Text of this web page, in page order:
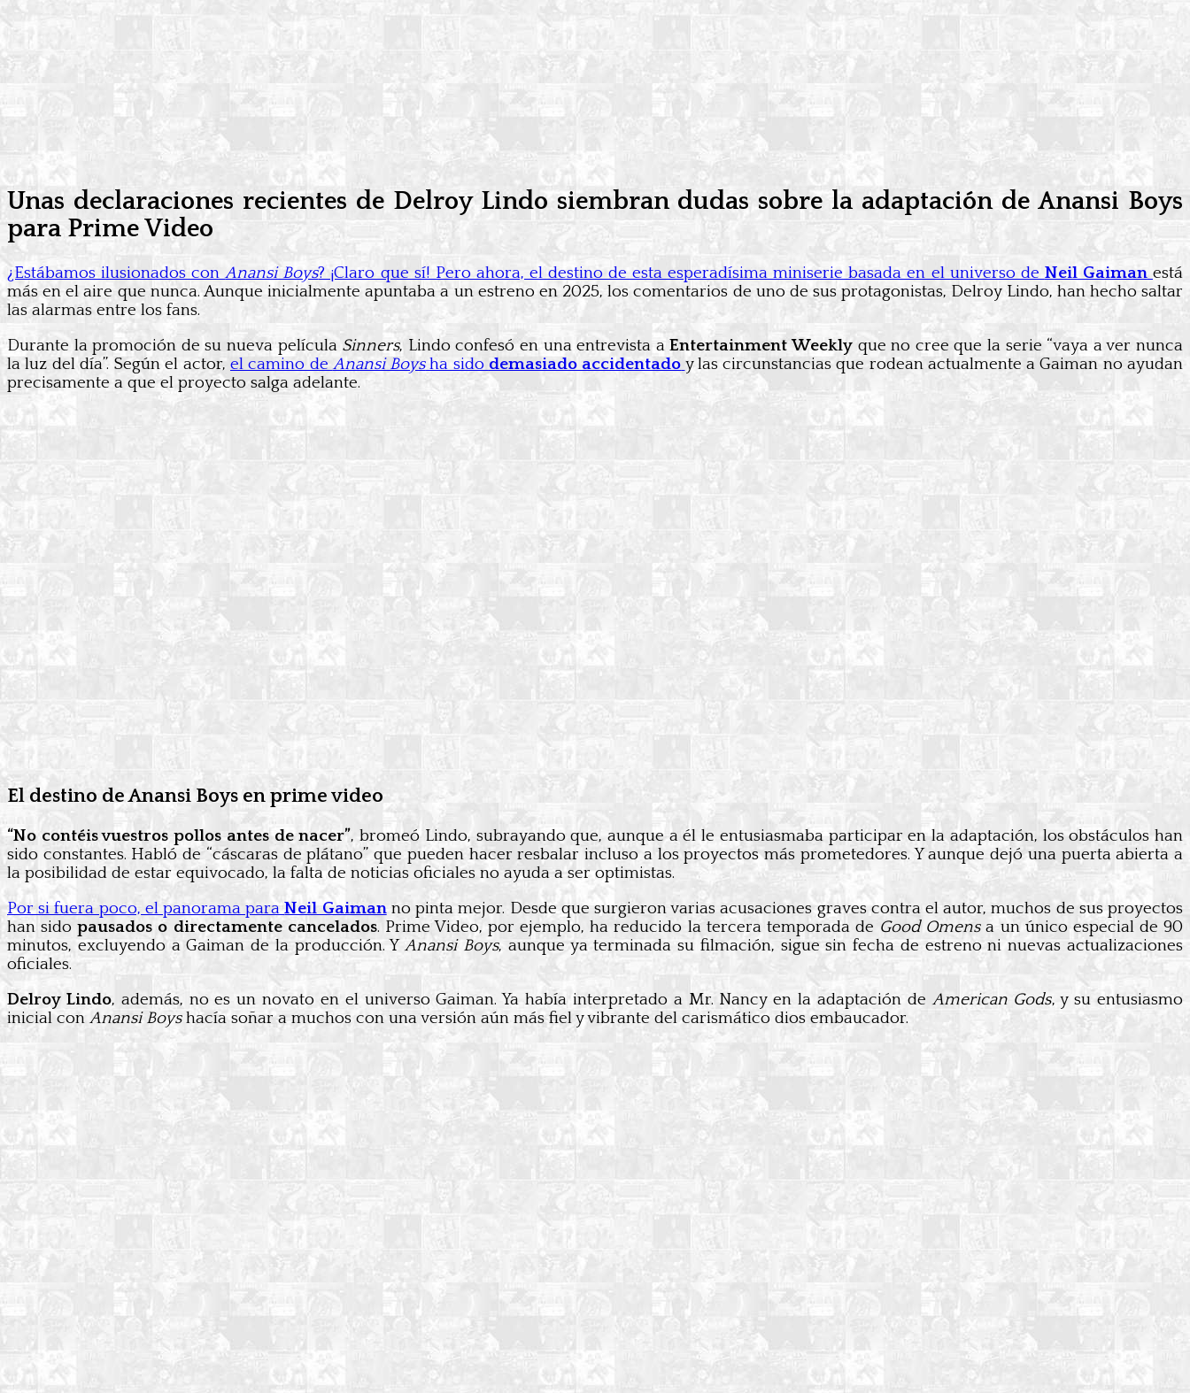
Unas declaraciones recientes de Delroy Lindo siembran dudas sobre la adaptación de Anansi Boys
para Prime Video
¿Estábamos ilusionados conAnansi Boys? ¡Claro que sí! Pero ahora, el destino de esta esperadísima miniserie basada en el universo de Neil Gaiman está
más en el aire que nunca. Aunque inicialmente apuntaba a un estreno en 2025, los comentarios de uno de sus protagonistas, Delroy Lindo, han hecho saltar
las alarmas entre los fans.
Durante la promoción de su nueva película Sinners, Lindo confesó en una entrevista aEntertainment Weekly que no cree que la serie “vaya a ver nunca
la luz del día”. Según el actor, el camino deAnansi Boysha sido demasiado accidentado y las circunstancias que rodean actualmente a Gaiman no ayudan
precisamente a que el proyecto salga adelante.
El destino de Anansi Boys en prime video
“No contéis vuestros pollos antes de nacer”, bromeó Lindo, subrayando que, aunque a él le entusiasmaba participar en la adaptación, los obstáculos han
sido constantes. Habló de “cáscaras de plátano” que pueden hacer resbalar incluso a los proyectos más prometedores. Y aunque dejó una puerta abierta a
la posibilidad de estar equivocado, la falta de noticias oficiales no ayuda a ser optimistas.
Por si fuera poco, el panorama paraNeil Gaimanno pinta mejor. Desde que surgieron varias acusaciones graves contra el autor, muchos de sus proyectos
han sidopausados o directamente cancelados. Prime Video, por ejemplo, ha reducido la tercera temporada de Good Omensa un único especial de 90
minutos, excluyendo a Gaiman de la producción. YAnansi Boys, aunque ya terminada su filmación, sigue sin fecha de estreno ni nuevas actualizaciones
oficiales.
Delroy Lindo, además, no es un novato en el universo Gaiman. Ya había interpretado a Mr. Nancy en la adaptación deAmerican Gods, y su entusiasmo
inicial conAnansi Boyshacía soñar a muchos con una versión aún más fiel y vibrante del carismático dios embaucador.